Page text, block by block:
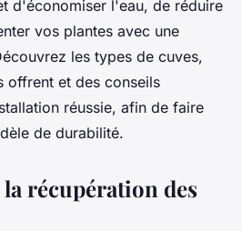
d'économiser l'eau, de réduire
vos plantes avec une
les types de cuves,
offrent et des conseils
réussie, afin de faire
de durabilité.
récupération des